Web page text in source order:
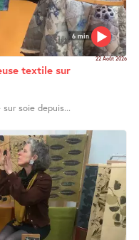
6 min
22 Août 2026
textile sur
soie depuis...